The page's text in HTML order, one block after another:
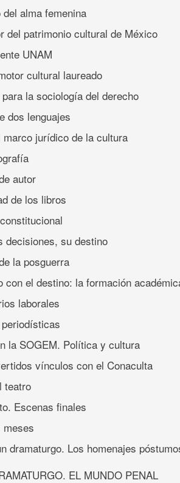
alma femenina
del patrimonio cultural de México
UNAM
cultural laureado
la sociología del derecho
dos lenguajes
jurídico de la cultura
autor
de los libros
decisiones, su destino
la posguerra
con el destino: la formación
laborales
la SOGEM. Política y cultura
vínculos con el Conaculta
teatro
Escenas finales
dramaturgo. Los homenajes
EL MUNDO PENAL